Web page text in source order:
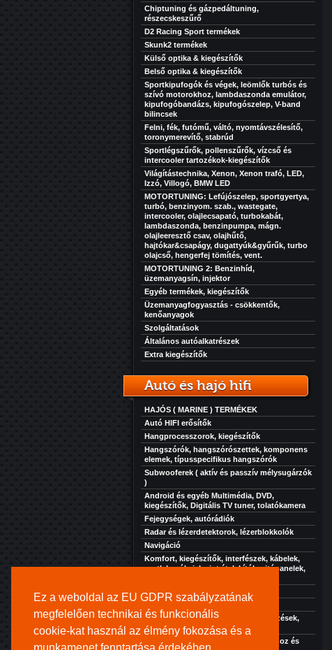
Ez a weboldal az EU GDPR szabályzatának
megfelelően technikai és funkcionális
cookie-kat használ az élmény fokozása és a
Chiptuning és gázpedáltuning,
részecskeszűrő
D2 Racing Sport termékek
Skunk2 termékek
Külső optika & kiegészítők
Belső optika & kiegészítők
Sportkipufogók és végek, leömlők turbós és
szívó motorokhoz, lambdaszonda emulátor,
kipufogóbandázs, kipufogószelep, V-band
bilincsek
Felni, fék, futómű, váltó, nyomtávszélesítő,
toronymerevítő, stabrúd
Sportlégszűrők, pollenszűrők, vízcső és
intercooler tartozékok-kiegészítők
Világítástechnika, Xenon, Xenon trafó, LED,
Izzó, Villogó, BMW LED
MOTORTUNING: Lefújószelep, sportgyertya,
turbó, benzinyom. szab., wastegate,
intercooler, olajlecsapató, turbokabát,
lambdaszonda, benzinpumpa, mágn.
olajleeresztő csav, olajhűtő,
hajtókar&csapágy, dugattyúk&gyűrűk, turbo
olajcső, hengerfej tömítés, vent.
MOTORTUNING 2: Benzinhíd,
üzemanyagsín, injektor
Egyéb termékek, kiegészítők
Üzemanyagfogyasztás - csökkentők,
kenőanyagok
Szolgáltatások
Általános autóalkatrészek
Extra kiegészítők
Autó és hajó hifi
HAJÓS ( MARINE ) TERMÉKEK
Autó HIFI erősítők
Hangprocesszorok, kiegészítők
Hangszórók, hangszórószettek, komponens
elemek, típusspecifikus hangszórók
Subwooferek ( aktív és passzív mélysugárzók
)
Android és egyéb Multimédia, DVD,
kiegészítők, Digitális TV tuner, tolatókamera
Fejegységek, autórádiók
Radar és lézerdetektorok, lézerblokkolók
Navigáció
Komfort, kiegészítők, interfészek, kábelek,
csatlakozók, jelszint átalakítók, ajtópanelek,
Akkuk-töltők-elektronikák
Extra kiegészítők, kényelmi berendezések,
hűtés, fűtés, stb...
Kihangosító rendszer turistajáratokhoz és